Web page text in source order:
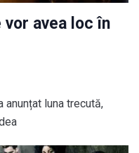
vor avea loc în
anunțat luna trecută,